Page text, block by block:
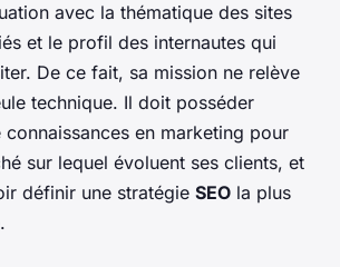
avec la thématique des sites
et le profil des internautes qui
De ce fait, sa mission ne relève
technique. Il doit posséder
connaissances en marketing pour
sur lequel évoluent ses clients, et
définir une stratégie SEO la plus